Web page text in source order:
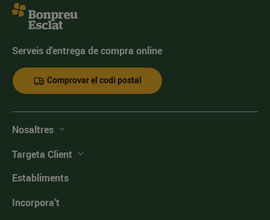
Serveis d'entrega de compra online
Comprovar el codi postal
Nosaltres
Targeta Client
Establiments
Incorpora't